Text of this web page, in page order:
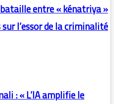
entre « kénatriya »
l’essor de la criminalité
: « L’IA amplifie le